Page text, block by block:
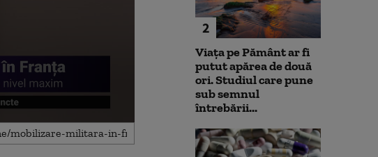
2
Viața pe Pământ ar fi
putut apărea de două
ori. Studiul care pune
sub semnul
întrebării...